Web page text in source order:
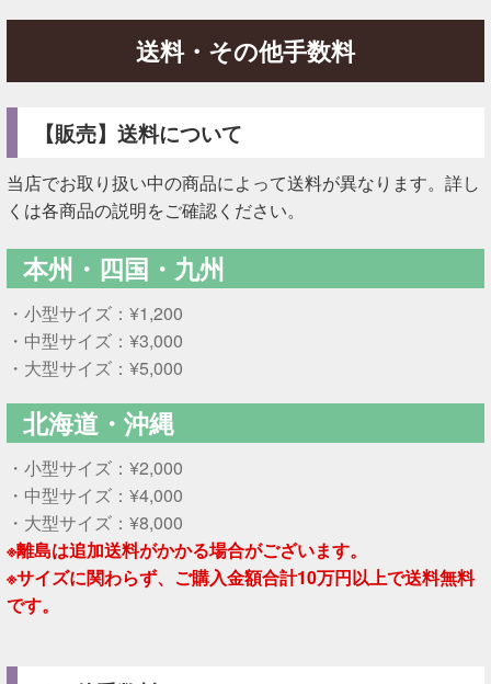
送料・その他手数料
【販売】送料について
当店でお取り扱い中の商品によって送料が異なります。詳し
くは各商品の説明をご確認ください。
本州・四国・九州
・小型サイズ：¥1,200
・中型サイズ：¥3,000
・大型サイズ：¥5,000
北海道・沖縄
・小型サイズ：¥2,000
・中型サイズ：¥4,000
・大型サイズ：¥8,000
※離島は追加送料がかかる場合がございます。
※サイズに関わらず、ご購入金額合計10万円以上で送料無料
です。